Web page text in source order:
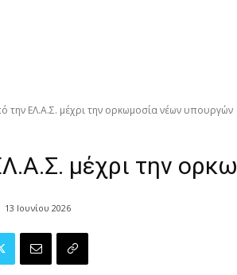
την ΕΛ.Α.Σ. μέχρι την ορκωμοσία νέων υπουργών
μέχρι την
13 Ιουνίου 2026